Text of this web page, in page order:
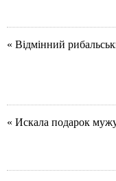
« Відмінний
« Искала подарок